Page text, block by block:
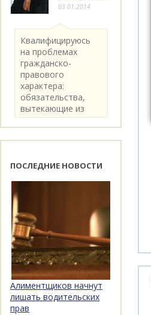
03.01.2014
Квалифицируюсь
на проблемах
гражданско-
правового
характера:
обязательства,
вытекающие из
категории..
ПОСЛЕДНИЕ НОВОСТИ
Алиментщиков начнут
лишать водительских
прав